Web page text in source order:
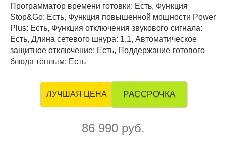
Программатор времени готовки: Есть, Функция
Stop&Go: Есть, Функция повышенной мощности Power
Plus: Есть, Функция отключения звукового сигнала:
Есть, Длина сетевого шнура: 1,1, Автоматическое
защитное отключение: Есть, Поддержание готового
блюда тёплым: Есть
ЛУЧШАЯ ЦЕНА РАССРОЧКА
86 990 руб.